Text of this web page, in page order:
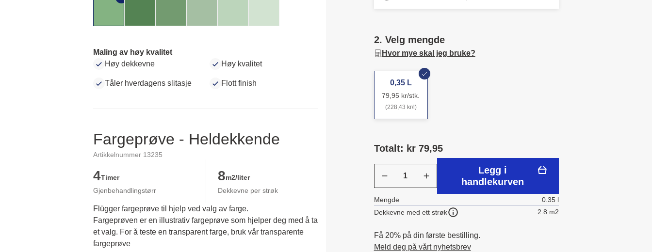
Maling av høy kvalitet
Høy dekkevne
Høy kvalitet
Tåler hverdagens slitasje Flott finish
Fargeprøve - Heldekkende
Artikkelnummer 13235
4Timer
Gjenbehandlingstørr
8m2/liter
Dekkevne per strøk
Flügger fargeprøve til hjelp ved valg av farge.
Fargeprøven er en illustrativ fargeprøve som hjelper deg med å ta
et valg. For å teste en transparent farge, bruk vår transparente
fargeprøve
2. Velg mengde
Hvor mye skal jeg bruke?
0,35 L
79,95 kr/stk.
(228,43 kr/l)
Totalt: kr 79,95
Legg i
handlekurven
Mengde
0.35 l
Dekkevne med ett strøk
2.8 m2
Få 20% på din første bestilling.
Meld deg på vårt nyhetsbrev